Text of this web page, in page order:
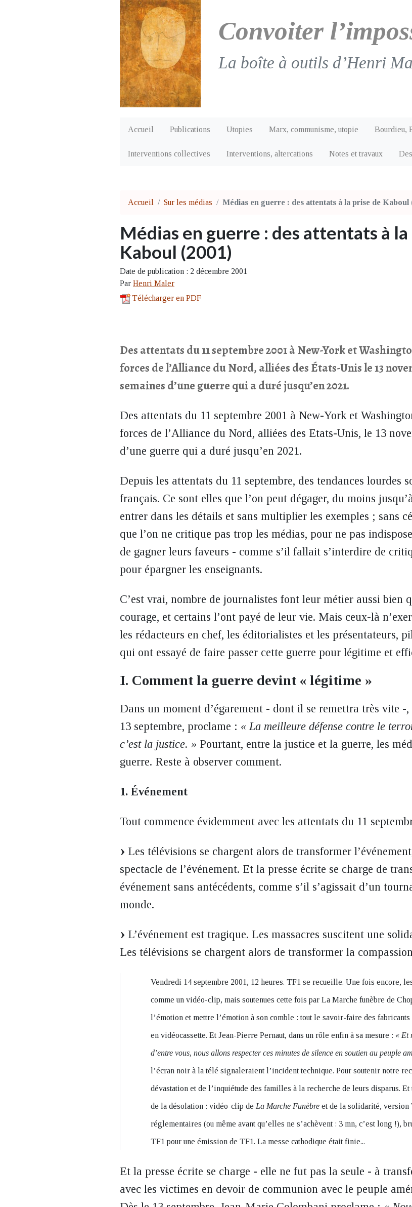
Convoiter
La boîte à outils d’Henri
Accueil Publications Utopies Marx, communisme, utopie Bourdieu,
Interventions collectives Interventions, altercations Notes et travaux
Accueil Sur les médias Médias en guerre : des attentats à la prise de Kaboul
Médias en guerre : des attentats à
Kaboul (2001)
Date de publication : 2 décembre 2001
Par Henri Maler
Télécharger en PDF
Des attentats du 11 septembre 2001 à New-York et
forces de l’Alliance du Nord, alliées des États-Unis le 13
semaines d’une guerre qui a duré jusqu’en 2021.
Des attentats du 11 septembre 2001 à New-York et
forces de l’Alliance du Nord, alliées des Etats-Unis, le 13
d’une guerre qui a duré jusqu’en 2021.
Depuis les attentats du 11 septembre, des tendances lourdes
français. Ce sont elles que l’on peut dégager, du moins
entrer dans les détails et sans multiplier les exemples ; sans
que l’on ne critique pas trop les médias, pour ne pas
de gagner leurs faveurs - comme s’il fallait s’interdire de
pour épargner les enseignants.
C’est vrai, nombre de journalistes font leur métier aussi bien
courage, et certains l’ont payé de leur vie. Mais ceux-là
les rédacteurs en chef, les éditorialistes et les présentateurs,
qui ont essayé de faire passer cette guerre pour légitime et
I. Comment la guerre devint « légitime »
Dans un moment d’égarement - dont il se remettra très vite -,
13 septembre, proclame : « La meilleure défense contre le
c’est la justice. » Pourtant, entre la justice et la guerre, les
guerre. Reste à observer comment.
1. Événement
Tout commence évidemment avec les attentats du 11
Les télévisions se chargent alors de transformer
spectacle de l’événement. Et la presse écrite se charge de
événement sans antécédents, comme s’il s’agissait d’un
monde.
L’événement est tragique. Les massacres suscitent une
Les télévisions se chargent alors de transformer la
Vendredi 14 septembre 2001, 12 heures. TF1 se recueille. Une fois encore,
comme un vidéo-clip, mais soutenues cette fois par La Marche funèbre de
l’émotion et mettre l’émotion à son comble : tout le savoir-faire des
en vidéocassette. Et Jean-Pierre Pernaut, dans un rôle enfin à sa mesure : « Et
d’entre vous, nous allons respecter ces minutes de silence en soutien au peuple
l’écran noir à la télé signaleraient l’incident technique. Pour soutenir notre
dévastation et de l’inquiétude des familles à la recherche de leurs disparus.
de la désolation : vidéo-clip de La Marche Funèbre et de la solidarité, version
réglementaires (ou même avant qu’elles ne s’achèvent : 3 mn, c’est long !),
TF1 pour une émission de TF1. La messe cathodique était finie...
Et la presse écrite se charge - elle ne fut pas la seule - à
avec les victimes en devoir de communion avec le peuple